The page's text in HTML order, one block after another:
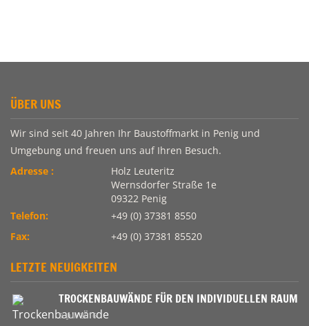
ÜBER UNS
Wir sind seit 40 Jahren Ihr Baustoffmarkt in Penig und
Umgebung und freuen uns auf Ihren Besuch.
Adresse :
Holz Leuteritz
Wernsdorfer Straße 1e
09322 Penig
Telefon:
+49 (0) 37381 8550
Fax:
+49 (0) 37381 85520
LETZTE NEUIGKEITEN
TROCKENBAUWÄNDE FÜR DEN INDIVIDUELLEN RAUM
9. Juli 2016